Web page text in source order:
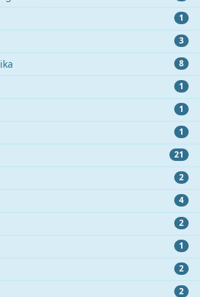
1
3
8
1
1
1
21
2
4
2
1
2
2